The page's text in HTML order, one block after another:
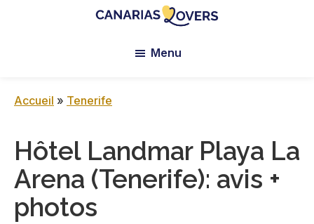
Lovers:
Gran
Canaria
Claire
Menu
Accueil » Tenerife
Hôtel Landmar Playa La
Arena (Tenerife): avis +
photos